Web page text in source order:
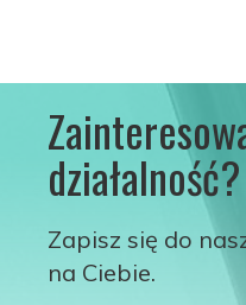
działalność?
Zapisz się do
na Ciebie.